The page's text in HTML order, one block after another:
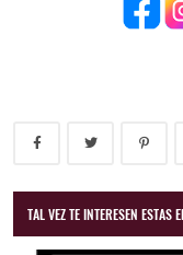
TAL VEZ TE INTERESEN ESTAS